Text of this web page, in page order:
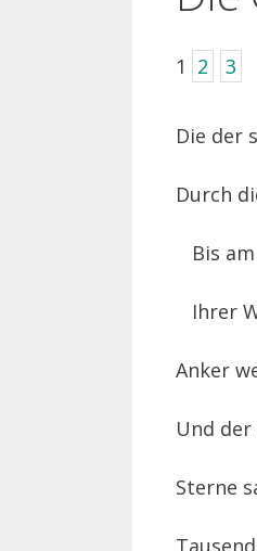
1 2 3
Die der
Durch
Bis
Ihrer
Anker
Und
Sterne